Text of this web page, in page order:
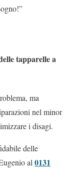
tapparelle a
ma
nel minor
i disagi.
delle
al0131